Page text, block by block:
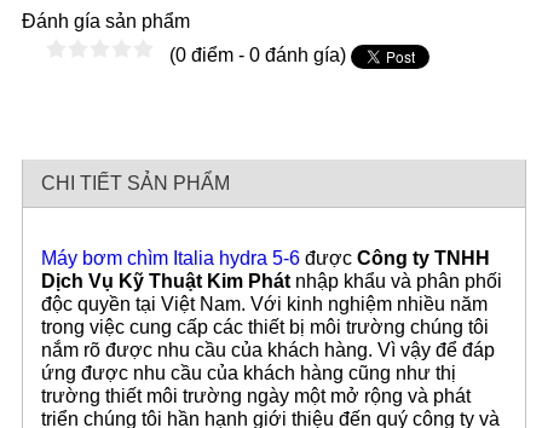
Đánh gía sản phẩm
(0 điểm - 0 đánh gía)
CHI TIẾT SẢN PHẨM
Máy bơm chìm Italia hydra 5-6được Công ty TNHH
Dịch Vụ Kỹ Thuật Kim Phátnhập khẩu và phân phối
độc quyền tại Việt Nam. Với kinh nghiệm nhiều năm
trong việc cung cấp các thiết bị môi trường chúng tôi
nắm rõ được nhu cầu của khách hàng. Vì vậy để đáp
ứng được nhu cầu của khách hàng cũng như thị
trường thiết môi trường ngày một mở rộng và phát
triển chúng tôi hần hạnh giới thiệu đến quý công ty và